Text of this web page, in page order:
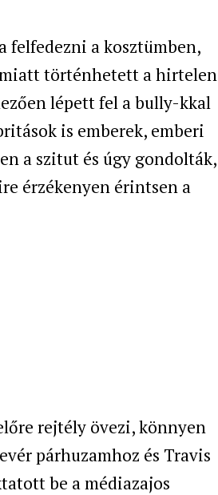
felfedezni a kosztümben,
történhetett a hirtelen
lépett fel a bully-kkal
is emberek, emberi
a szitut és úgy gondolták,
érzékenyen érintsen a
rejtély övezi, könnyen
párhuzamhoz és Travis
be a médiazajos